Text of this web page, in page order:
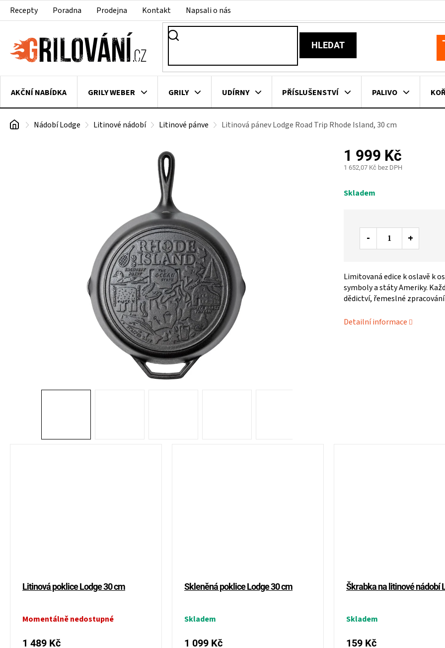
PřejítRecepty Poradna Prodejna Kontakt Napsali o nás
HLEDAT
AKČNÍ NABÍDKA GRILY WEBER GRILY UDÍRNY PŘÍSLUŠENSTVÍ PALIVO
VAKUOVAČKY LEDNICE NA ZRÁNÍ MASA VENKOVNÍ KUCHYNĚ KNIHY O GRILOVÁNÍ HAVAJSKÉ
DomůNádobí Lodge Litinové nádobí Litinové pánve Litinová pánev Lodge Road Trip Rhode Island, 30 cm
1 999 Kč
1 652,07 Kč bez DPH
cena:
Skladem
Limitovaná edice k oslavě k
symboly a státy Ameriky.
dědictví, řemeslné
Detailní informace
Litinová poklice Lodge 30 cm
Momentálně nedostupné
1 489 Kč
Skleněná poklice Lodge 30 cm
Skladem
1 099 Kč
Škrabka na litinové nádobí
Skladem
159 Kč